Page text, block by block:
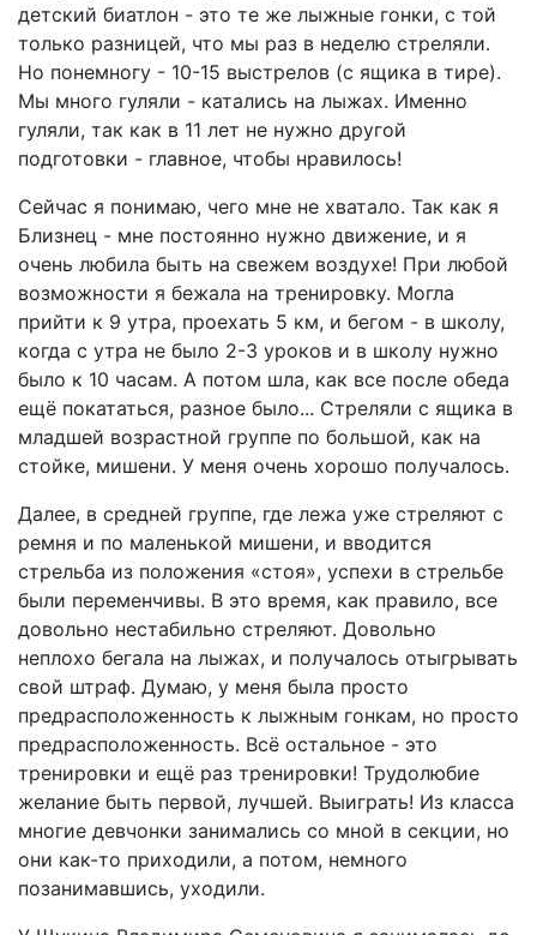
детский биатлон - это те же лыжные гонки, с той
только разницей, что мы раз в неделю стреляли.
Но понемногу - 10-15 выстрелов (с ящика в тире).
Мы много гуляли - катались на лыжах. Именно
гуляли, так как в 11 лет не нужно другой
подготовки - главное, чтобы нравилось!
Сейчас я понимаю, чего мне не хватало. Так как я
Близнец - мне постоянно нужно движение, и я
очень любила быть на свежем воздухе! При любой
возможности я бежала на тренировку. Могла
прийти к 9 утра, проехать 5 км, и бегом - в школу,
когда с утра не было 2-3 уроков и в школу нужно
было к 10 часам. А потом шла, как все после обеда
ещё покататься, разное было... Стреляли с ящика в
младшей возрастной группе по большой, как на
стойке, мишени. У меня очень хорошо получалось.
Далее, в средней группе, где лежа уже стреляют с
ремня и по маленькой мишени, и вводится
стрельба из положения «стоя», успехи в стрельбе
были переменчивы. В это время, как правило, все
довольно нестабильно стреляют. Довольно
неплохо бегала на лыжах, и получалось отыгрывать
свой штраф. Думаю, у меня была просто
предрасположенность к лыжным гонкам, но просто
предрасположенность. Всё остальное - это
тренировки и ещё раз тренировки! Трудолюбие
желание быть первой, лучшей. Выиграть! Из класса
многие девчонки занимались со мной в секции, но
они как-то приходили, а потом, немного
позанимавшись, уходили.